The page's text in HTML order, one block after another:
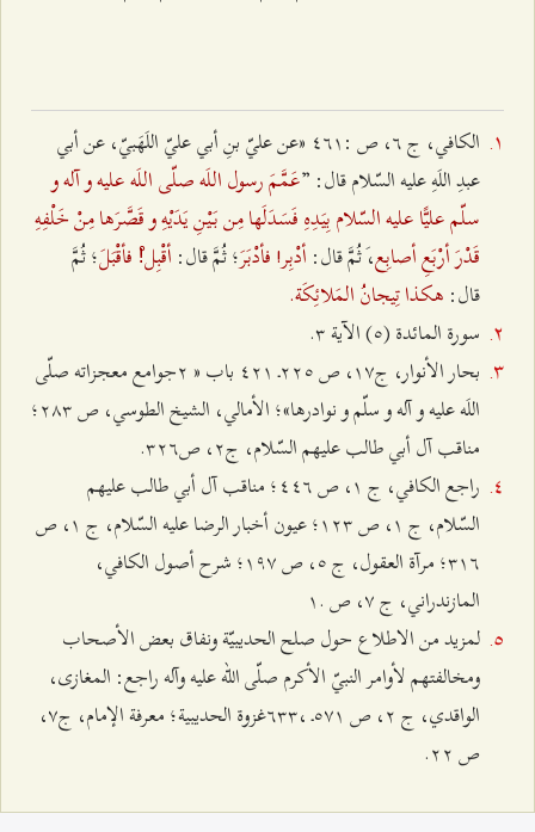
الکافي، ج ٦، ص :٤٦١ «عن عليّ بنِ أبي عليّ اللَهَبيّ، عن أبي
عبدِ اللَهِ علیه السّلام قال: ”عَمَّمَ رسول اللَه صلّی اللَه علیه و آله و
سلّم علیًّا علیه السّلام بِیَدِهِ فَسَدَلَها مِن بَیْنِ یَدَیْهِ و قَصَّرَها مِنْ خَلْفِهِ
قَدْرَ أرْبَعِ أصابِع،َ ثُمَّ قال: أدْبِر! فأدْبَرَ؛ ثُمَّ قال: أقْبِل!ْ فأقْبَلَ؛ ثُمَّ
قال: هکذا تِیجانُ المَلائِکَة.
سورة المائدة (٥) الآیة ٣.
بحار الأنوار، ج١٧، ص ٢٢٥ـ ٤٢١ باب « ٢جوامع معجزاته صلّی
اللَه علیه و آله و سلّم و نوادرها»؛ الأمالي، الشیخ الطوسي، ص ٢٨٣؛
مناقب آل أبي طالب علیهم السّلام، ج٢، ص٣٢٦.
راجع الکافي، ج ١، ص ٤٤٦؛ مناقب آل أبي طالب علیهم
السّلام، ج ١، ص ١٢٣؛ عیون أخبار الرضا علیه السّلام، ج ١، ص
٣١٦؛ مرآة العقول، ج ٥، ص ١٩٧؛ شرح أصول الکافي،
المازندراني، ج ٧، ص .١
لمزيد من الاطلاع حول صلح الحديبيّة ونفاق بعض الأصحاب
ومخالفتهم لأوامر النبيّ الأكرم صلّى الله عليه وآله راجع: المغازی،
الواقدي، ج ٢، ص ٥٧١ـ ،٦٣٣غزوة الحدیبیة؛ معرفة الإمام، ج٧،
ص ٢٢.